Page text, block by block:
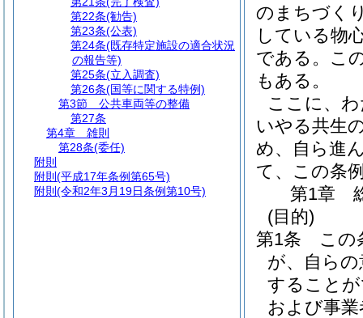
のまちづく
している物
である。こ
もある。
ここに、
いやる共生
め、自ら進
て、この条
第1章
(目的)
第1条
この
が、自ら
すること
および事
第22条(勧告)
第23条(公表)
第24条(既存特定施設の適合状況
の報告等)
第25条(立入調査)
第26条(国等に関する特例)
第3節
公共車両等の整備
第27条
第4章
雑則
第28条(委任)
附則
附則 (平成17年条例第65号)
附則 (令和2年3月19日条例第10号)